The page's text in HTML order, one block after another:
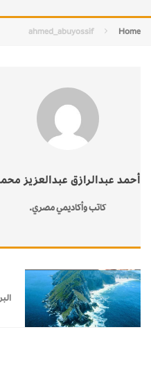
Home
ahmed_abuyossif
أحمد عبدالرازق عبدالعزيز
كاتب وأكاديمي مصري.